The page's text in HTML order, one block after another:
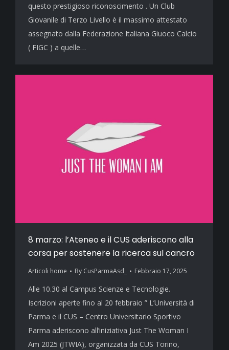
questo prestigioso riconoscimento . Un Club
Giovanile di Terzo Livello è il massimo attestato
assegnato dalla Federazione Italiana Giuoco Calcio
( FIGC ) a quelle…
8 marzo: l’Ateneo e il CUS aderiscono alla
corsa per sostenere la ricerca sul cancro
Articoli home By CusParmaAsd_ Febbraio 17, 2025
Alle 10.30 al Campus Scienze e Tecnologie.
Iscrizioni aperte fino al 20 febbraio ” L’Università di
Parma e il CUS – Centro Universitario Sportivo
Parma aderiscono all’iniziativa Just The Woman I
Am 2025 (JTWIA), organizzata da CUS Torino,